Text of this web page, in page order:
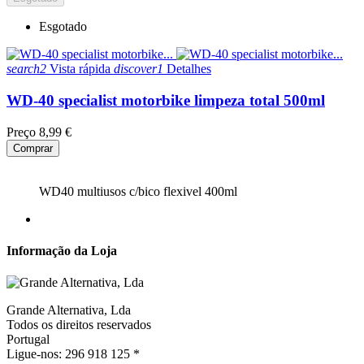
Esgotado
search2 Vista rápida discover1 Detalhes
WD-40 specialist motorbike limpeza total 500ml
Preço 8,99 €
Comprar
WD40 multiusos c/bico flexivel 400ml
Informação da Loja
Grande Alternativa, Lda
Todos os direitos reservados
Portugal
Ligue-nos: 296 918 125 *